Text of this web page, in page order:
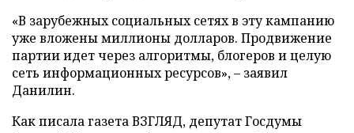
«В зарубежных социальных сетях в эту кампанию
уже вложены миллионы долларов. Продвижение
партии идет через алгоритмы, блогеров и целую
сеть информационных ресурсов», – заявил
Данилин.
Как писала газета ВЗГЛЯД, депутат Госдумы